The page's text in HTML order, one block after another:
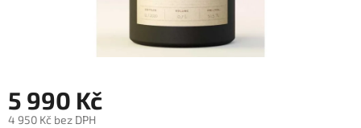
5 990 Kč
4 950 Kč bez DPH